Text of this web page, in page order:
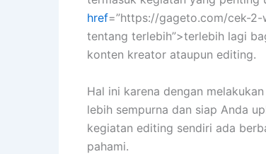
href=”https://gageto.com/cek-
tentang terlebih”>terlebih lagi
konten kreator ataupun editing.
Hal ini karena dengan
lebih sempurna dan siap Anda
kegiatan editing sendiri ada
pahami.